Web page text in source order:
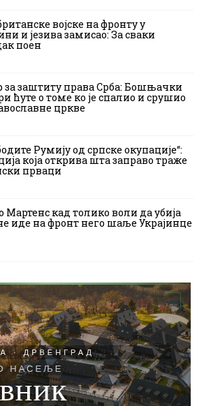
војске на фронту у
и језива замисао: За сваки
поен
за заштиту права Срба: Бошњачки
ћуте о томе ко је спалио и срушио
цркве
Румију од српске окупације“:
која открива шта заправо траже
прваци
Мартенс кад толико воли да убија
иде на фронт него шаље Украјинце